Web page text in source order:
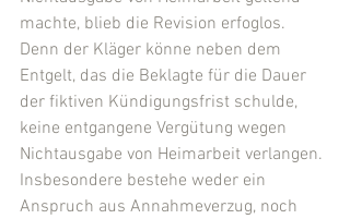
machte, blieb die Revision erfoglos.
Denn der Kläger könne neben dem
Entgelt, das die Beklagte für die Dauer
der fiktiven Kündigungsfrist schulde,
keine entgangene Vergütung wegen
Nichtausgabe von Heimarbeit verlangen.
Insbesondere bestehe weder ein
Anspruch aus Annahmeverzug, noch